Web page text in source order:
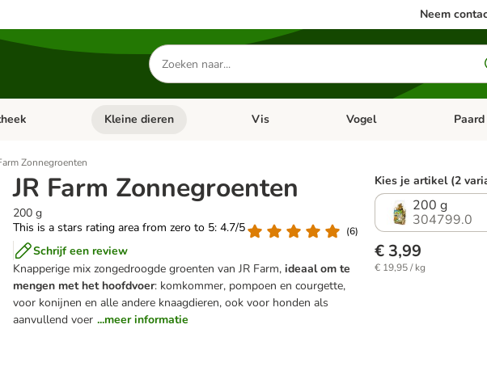
Neem
Zoeken
naar
producten
menu: Kat Open categorie menu: Apotheek
Kleine dieren Open categorie menu: Kleine dieren
Vis Open categorie menu: Vis
Vogel Open
Paard
Zonnegroenten
JR Farm Zonnegroenten
200 g
This is a stars rating area from zero to 5: 4.7/5
(6)
Schrijf een review
Knapperige mix zongedroogde groenten van JR Farm,ideaal om te
mengen met het hoofdvoer: komkommer, pompoen en courgette,
voor konijnen en alle andere knaagdieren, ook voor honden als
aanvullend voer ...meer informatie
Kies je artikel (2
200 g
304799.0
€ 3,99
€ 19,95 / kg